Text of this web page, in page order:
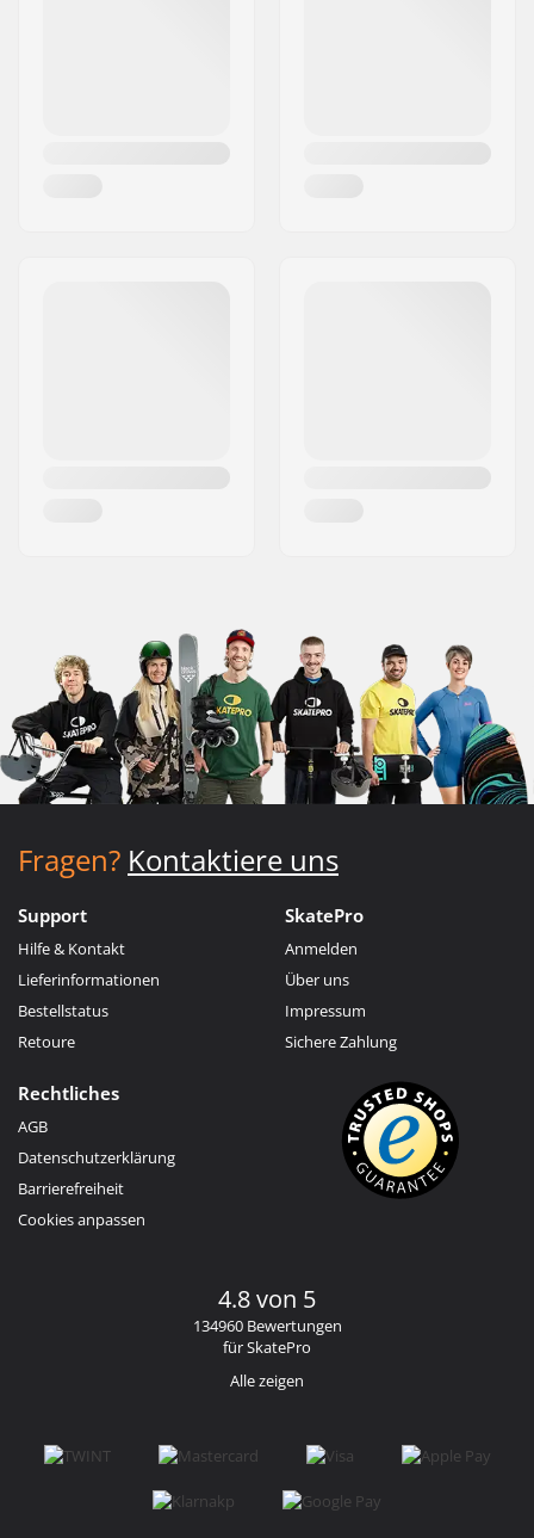
Fragen? Kontaktiere uns
Support
Hilfe & Kontakt
Lieferinformationen
Bestellstatus
Retoure
SkatePro
Anmelden
Über uns
Impressum
Sichere Zahlung
Rechtliches
AGB
Datenschutzerklärung
Barrierefreiheit
Cookies anpassen
4.8 von 5
134960 Bewertungen
für SkatePro
Alle zeigen